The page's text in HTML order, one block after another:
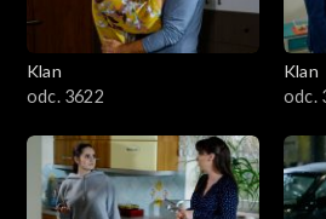
Klan
odc. 3622
Klan
odc.